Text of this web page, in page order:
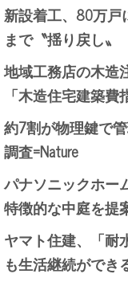
新設着工、80万戸
まで〝揺り戻し〟
地域工務店の木造
「木造住宅建築
約7割が物理鍵で
調査=Nature
パナソニックホー
特徴的な中庭を提
ヤマト住建、「耐
も生活継続ができ